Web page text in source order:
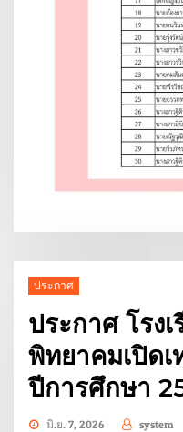
ประกาศ
ประกาศ โรง
พิทยาคมเปิดเ
ปีการศึกษา
มิ.ย. 7, 2026 system